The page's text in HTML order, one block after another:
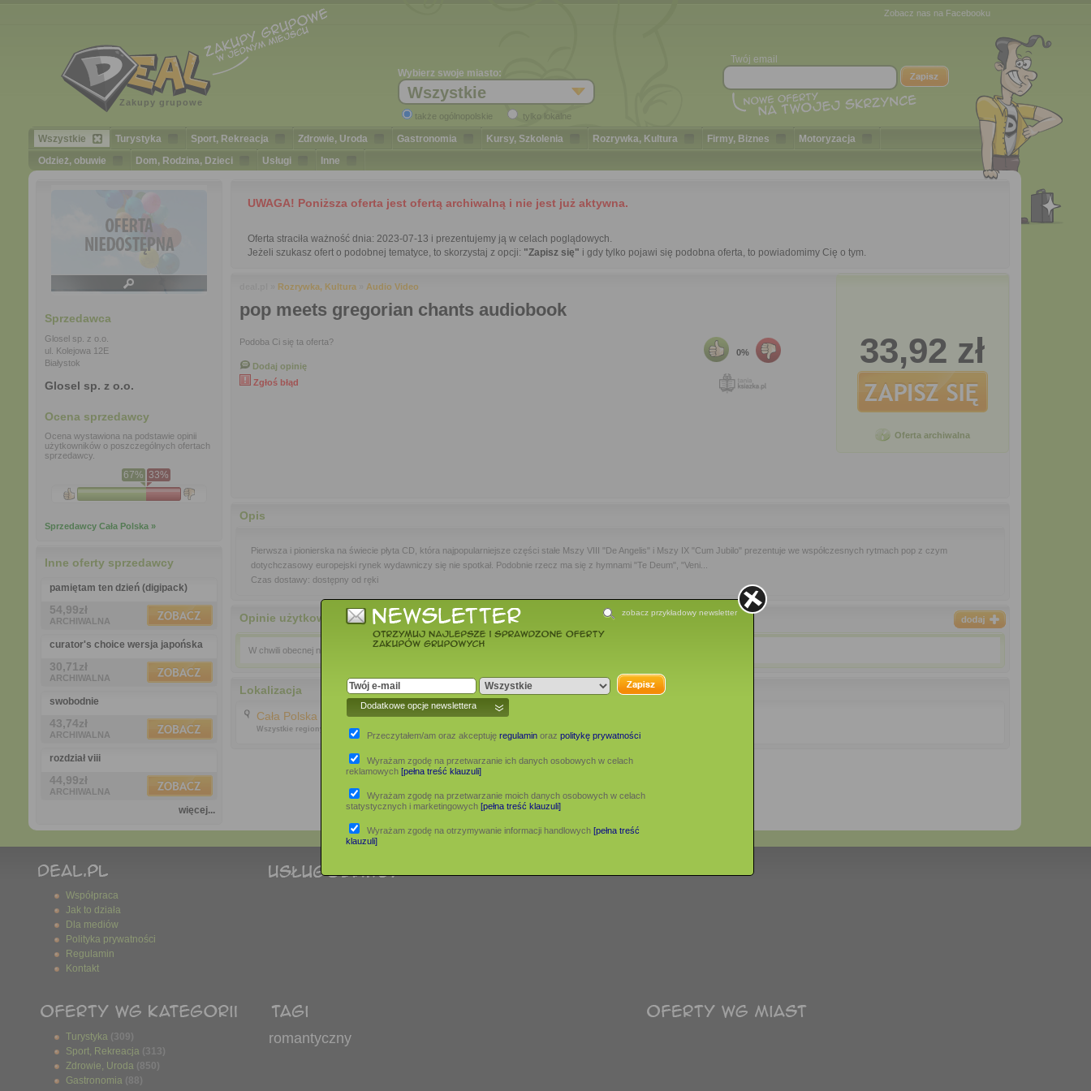
Zakupy grupowe
Wybierz swoje miasto:
Wszystkie
także ogólnopolskie tylko lokalne
Twój email
Zobacz nas na Facebooku
Wszystkie Turystyka Sport, Rekreacja Zdrowie, Uroda Gastronomia Kursy, Szkolenia Rozrywka, Kultura Firmy, Biznes
Motoryzacja
Odzież, obuwie
Dom, Rodzina, Dzieci Usługi Inne
Sprzedawca
Glosel sp. z o.o.
ul. Kolejowa 12E
Białystok
Glosel sp. z o.o.
Ocena sprzedawcy
Ocena wystawiona na podstawie opinii
użytkowników o poszczególnych ofertach
sprzedawcy.
67% 33%
Sprzedawcy Cała Polska »
Inne oferty sprzedawcy
pamiętam ten dzień (digipack)
54,99zł
ARCHIWALNA
curator's choice wersja japońska
30,71zł
ARCHIWALNA
swobodnie
43,74zł
ARCHIWALNA
rozdział viii
44,99zł
ARCHIWALNA
więcej...
UWAGA! Poniższa oferta jest ofertą archiwalną i nie jest już aktywna.
Oferta straciła ważność dnia: 2023-07-13 i prezentujemy ją w celach poglądowych.
Jeżeli szukasz ofert o podobnej tematyce, to skorzystaj z opcji: "Zapisz się" i gdy tylko pojawi się podobna oferta, to powiadomimy Cię o tym.
Rozrywka, Kultura Audio Video
pop meets gregorian chants audiobook
Podoba Ci się ta oferta?
Dodaj opinię
Zgłoś błąd
0% 33,92 zł
Oferta archiwalna
Opis
Pierwsza i pionierska na świecie płyta CD, która najpopularniejsze części stałe Mszy VIII "De Angelis" i Mszy IX "Cum Jubilo" prezentuje we współczesnych rytmach pop z czym
dotychczasowy europejski rynek wydawniczy się nie spotkał. Podobnie rzecz ma się z hymnami "Te Deum", "Veni...
Czas dostawy: dostępny od ręki
Opinie użytkowników
W chwili obecnej nie opublikowano jeszcze żadnej opini - bądź pierwsza/pierwszy!
Lokalizacja
Cała Polska
Wszystkie regiony
Współpraca
Jak to działa
Dla mediów
Polityka prywatności
Regulamin
Kontakt
Turystyka (309)
Sport, Rekreacja (313)
Zdrowie, Uroda (850)
Gastronomia (88)
romantyczny
zobacz przykładowy newsletter
Dodatkowe opcje newslettera
Przeczytałem/am oraz akceptuję regulamin oraz politykę prywatności
Wyrażam zgodę na przetwarzanie ich danych osobowych w celach
reklamowych [pełna treść klauzuli]
Wyrażam zgodę na przetwarzanie moich danych osobowych w celach
statystycznych i marketingowych [pełna treść klauzuli]
Wyrażam zgodę na otrzymywanie informacji handlowych [pełna treść
klauzuli]